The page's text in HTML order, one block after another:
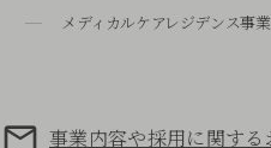
メディカルケアレジデンス事業
事業内容や採用に関す